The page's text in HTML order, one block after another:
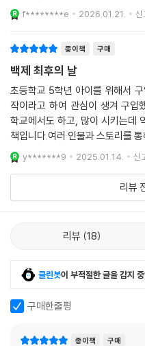
박상기 작가는 2013년 창비어린이
(『바꿔!』)을 수상했으며, 탄탄한
을 불러일으키는 다양한 이야깃거
다. 이번 수상작 『백제 최후의 날
인다. 그림은 박상기 작가의 전작
한 차례 호흡을 맞춘 바 있는 송효
로 한 묵직하고 힘 있는 그림은 이
모습을 실감 나게 구현해 전달해 준
● 잃어버린 왕국, 백제의 마지막
소년의 눈으로 역사적 현장을 생
백제시대의 어린이는 어떻게 살
다. 열두 살 백제의 평민 소년 석
고, 아픈 동생을 둔 석솔은 그야말
들에겐 먹고사는 어려움에 비할 위
f********e 2026.01.21. 신
종이책 구매
백제 최후의 날
초등학교 5학년 아이를 위해서
작이라고 하여 관심이 생겨 구입
학교에서도 하고, 많이 시키는데
책입니다.여러 인물과 스토리를
더 관심을 가지게 되는 계기가 되었
y*******9 2025.01.14. 신
리뷰
리뷰 18
클린봇이 부적절한 글을 감지
구매한줄평
종이책 구매